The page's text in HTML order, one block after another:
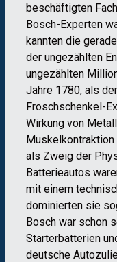
beschäftigten
Bosch-Experten
kannten die
der ungezählten
ungezählten
Jahre 1780, als
Froschschenkel-
Wirkung von
als Zweig der
Batterieautos
mit einem
dominierten sie
Bosch war schon
Starterbatterien
deutsche